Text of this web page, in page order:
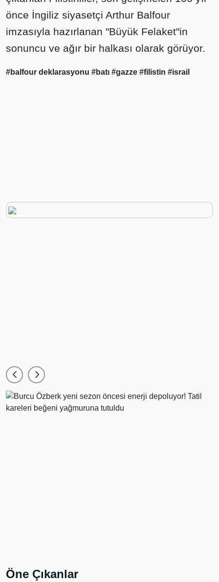
önce İngiliz siyasetçi Arthur Balfour
imzasıyla hazırlanan "Büyük Felaket"in
sonuncu ve ağır bir halkası olarak görüyor.
#balfour deklarasyonu #batı #gazze #filistin #israil
Öne Çıkanlar